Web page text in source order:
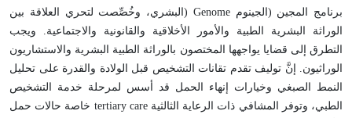
برنامج المجين (الجينوم ) Genome البشري، وخُصِّصت لتحري العلاقة بين
الوراثة البشرية الطبية والأمور الأخلاقية والقانونية والاجتماعية. ويجب
التطرق إلى قضايا يواجهها المختصون بالوراثة الطبية البشرية والاستشاريون
الوراثيون. إنَّ توليف تقدم تقانات التشخيص قبل الولادة والقدرة على تحليل
النمط الصبغي وخيارات إنهاء الحمل قد أسس لمرحلة خدمة التشخيص
الطبي، وتوفر المشافي ذات الرعاية الثالثية tertiary care خاصة حالات حمل